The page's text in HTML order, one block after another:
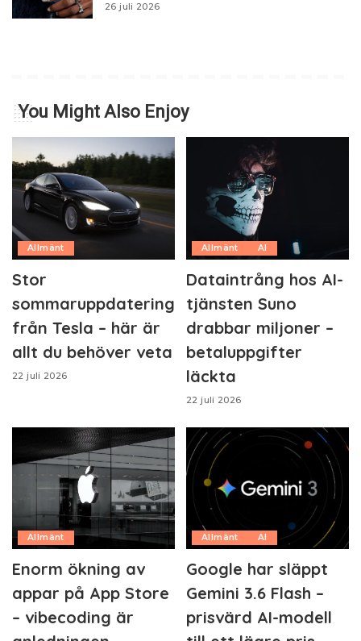
26 juli 2026
You Might Also Enjoy
Allmänt
Stor
sommaruppdatering
från Tesla – här är
allt du behöver veta
22 juli 2026
Allmänt AI
Dataintrång hos AI-
tjänsten Suno
drabbar miljoner –
betaluppgifter
läckta
22 juli 2026
Allmänt
Enorm ökning av
appar på App Store
– vibecoding är
Allmänt AI
Google har släppt
Gemini 3.6 Flash –
prisvärd AI-modell